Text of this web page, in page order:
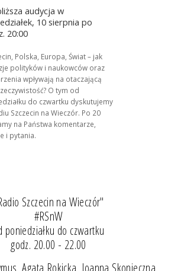
audycja w
10 sierpnia po
20:00
Polska, Europa, Świat – jak
polityków i naukowców oraz
wpływają na otaczającą
O tym od
do czwartku dyskutujemy
Szczecin na Wieczór. Po 20
na Państwa komentarze,
i pytania.
Szczecin na Wieczór"
#RSnW
poniedziałku do czwartku
godz. 20.00 - 22.00